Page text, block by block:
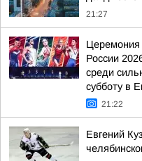
21:27
Церемония
России
среди
субботу в
21:22
Евгений